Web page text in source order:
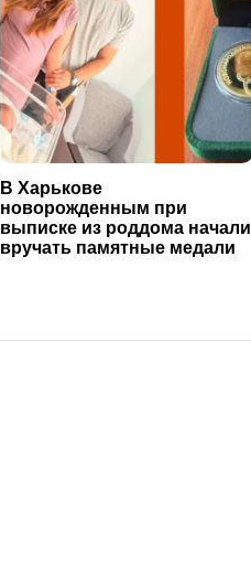
В Харькове
новорожденным при
выписке из роддома начали
вручать памятные медали